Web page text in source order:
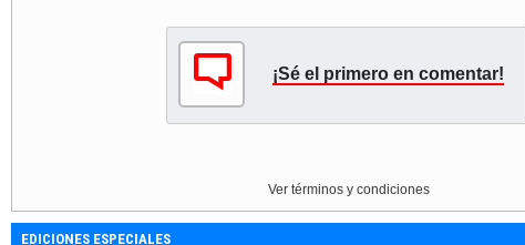
¡Sé el primero en comentar!
Ver términos y condiciones
EDICIONES ESPECIALES